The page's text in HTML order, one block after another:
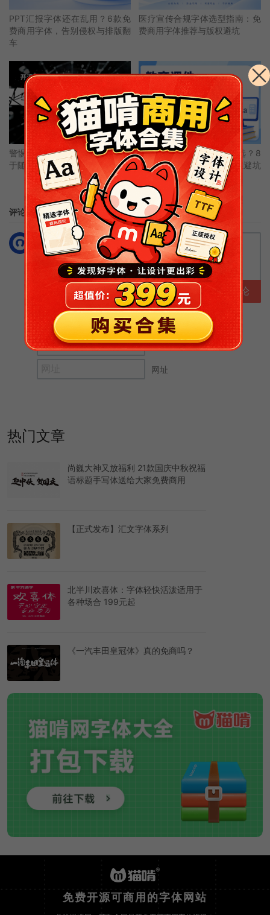
PPT汇报字体还在乱用？6款免
费商用字体，告别侵权与排版翻
车
医疗宣传合规字体选型指南：免
费商用字体推荐与版权避坑
警惕字体圈乱象：免费开源不等
于随意盗用商用
教育课件可商用字体怎么选？8
款免费教学字体推荐 + 版权避坑
评论 抢沙发
提交评论
昵称 (必填)
邮箱 (必填)
网址
热门文章
尚巍大神又放福利 21款国庆中秋祝福
语标题手写体送给大家免费商用
【正式发布】汇文字体系列
北半川欢喜体：字体轻快活泼适用于
各种场合 199元起
《一汽丰田皇冠体》真的免商吗？
免费开源可商用的字体网站